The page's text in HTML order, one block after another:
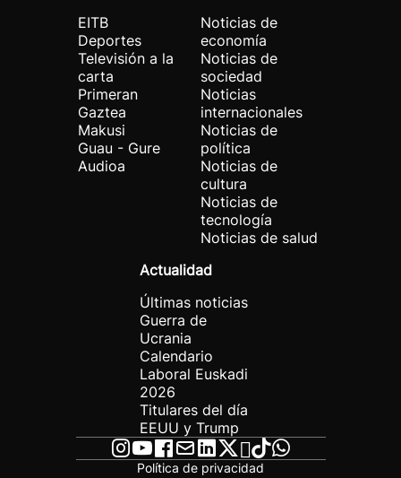
EITB
Deportes
Televisión a la
carta
Primeran
Gaztea
Makusi
Guau - Gure
Audioa
Noticias de
economía
Noticias de
sociedad
Noticias
internacionales
Noticias de
política
Noticias de
cultura
Noticias de
tecnología
Noticias de salud
Actualidad
Últimas noticias
Guerra de
Ucrania
Calendario
Laboral Euskadi
2026
Titulares del día
EEUU y Trump
Política de privacidad